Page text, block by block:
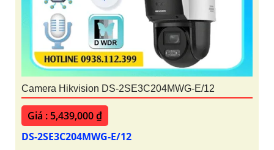
Camera Hikvision DS-2SE3C204MWG-E/12
Giá : 5,439,000 ₫
DS-2SE3C204MWG-E/12